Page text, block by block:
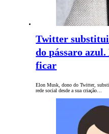
Twitter
do pássaro
ficar
Elon Musk, dono do Twitter,
rede social desde a sua criação…